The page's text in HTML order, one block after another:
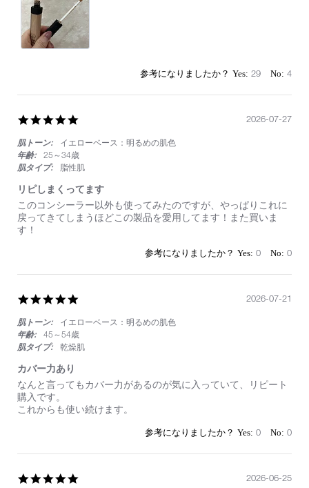
使
や
す
29 4
rating
肌トーン:
イエローベース：明るめの肌色
年齢:
25～34歳
肌タイプ:
脂性肌
リピしまくってます
Review
by
on
27
review
stating
リ
ピ
く
て
す
このコンシーラー以外も使ってみたのですが、やっぱりこれに
戻ってきてしまうほどこの製品を愛用してます！また買いま
す！
2026-07-27
0 0
rating
肌トーン:
イエローベース：明るめの肌色
年齢:
45～54歳
肌タイプ:
乾燥肌
カバー力あり
Review
by
on
review
stating
カ
あ
なんと言ってもカバー力があるのが気に入っていて、リピート
購入です。
これからも使い続けます。
2026-07-21
0 0
2026-06-25